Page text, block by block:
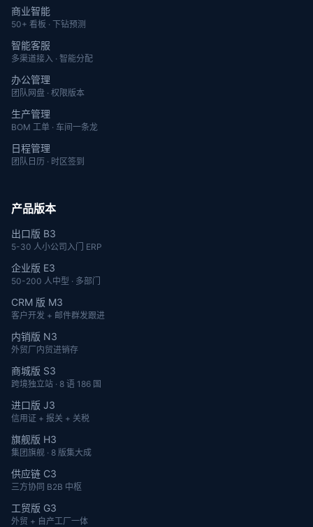
商业智能
50+ 看板 · 下钻预测
智能客服
多渠道接入 · 智能分配
办公管理
团队网盘 · 权限版本
生产管理
BOM 工单 · 车间一条龙
日程管理
团队日历 · 时区签到
产品版本
出口版 B3
5-30 人小公司入门 ERP
企业版 E3
50-200 人中型 · 多部门
CRM 版 M3
客户开发 + 邮件群发跟进
内销版 N3
外贸厂内贸进销存
商城版 S3
跨境独立站 · 8 语 186 国
进口版 J3
信用证 + 报关 + 关税
旗舰版 H3
集团旗舰 · 8 版集大成
供应链 C3
三方协同 B2B 中枢
工贸版 G3
外贸 + 自产工厂一体